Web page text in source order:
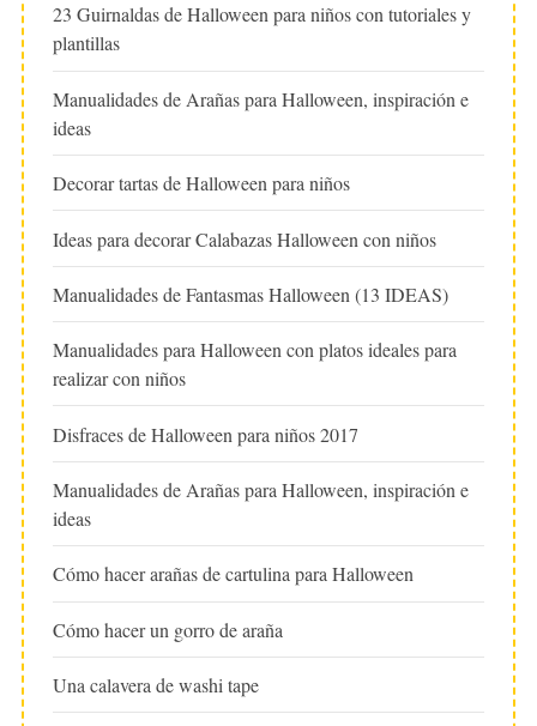
23 Guirnaldas de Halloween para niños con tutoriales y
plantillas
Manualidades de Arañas para Halloween, inspiración e
ideas
Decorar tartas de Halloween para niños
Ideas para decorar Calabazas Halloween con niños
Manualidades de Fantasmas Halloween (13 IDEAS)
Manualidades para Halloween con platos ideales para
realizar con niños
Disfraces de Halloween para niños 2017
Manualidades de Arañas para Halloween, inspiración e
ideas
Cómo hacer arañas de cartulina para Halloween
Cómo hacer un gorro de araña
Una calavera de washi tape